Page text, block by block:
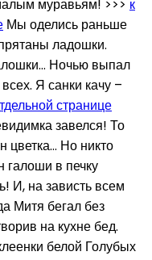
муравьям! >>> к
Мы оделись раньше
ладошки.
Ночью выпал
Я санки качу –
странице
завелся! То
цветка… Но никто
галоши в печку
И, на зависть всем
Митя бегал без
на кухне бед.
белой Голубых